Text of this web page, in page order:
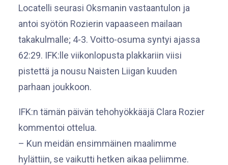
Locatelli seurasi Oksmanin vastaantulon ja
antoi syötön Rozierin vapaaseen mailaan
takakulmalle; 4-3. Voitto-osuma syntyi ajassa
62:29. IFK:lle viikonlopusta plakkariin viisi
pistettä ja nousu Naisten Liigan kuuden
parhaan joukkoon.
IFK:n tämän päivän tehohyökkääjä Clara Rozier
kommentoi ottelua.
– Kun meidän ensimmäinen maalimme
hylättiin, se vaikutti hetken aikaa peliimme.